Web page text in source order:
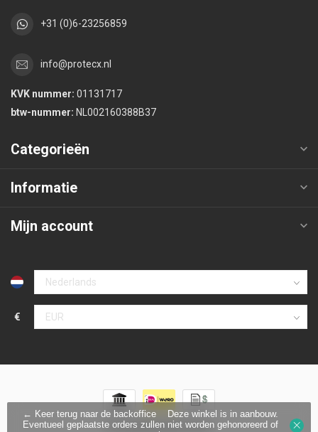
+31 (0)6-23256859
info@protecx.nl
KVK nummer: 01131717
btw-nummer: NL002160388B37
Categorieën
Informatie
Mijn account
€
© Copyright 2026 Protecx
← Keer terug naar de backofficeDeze winkel is in aanbouw.
Eventueel geplaatste orders zullen niet worden gehonoreerd of